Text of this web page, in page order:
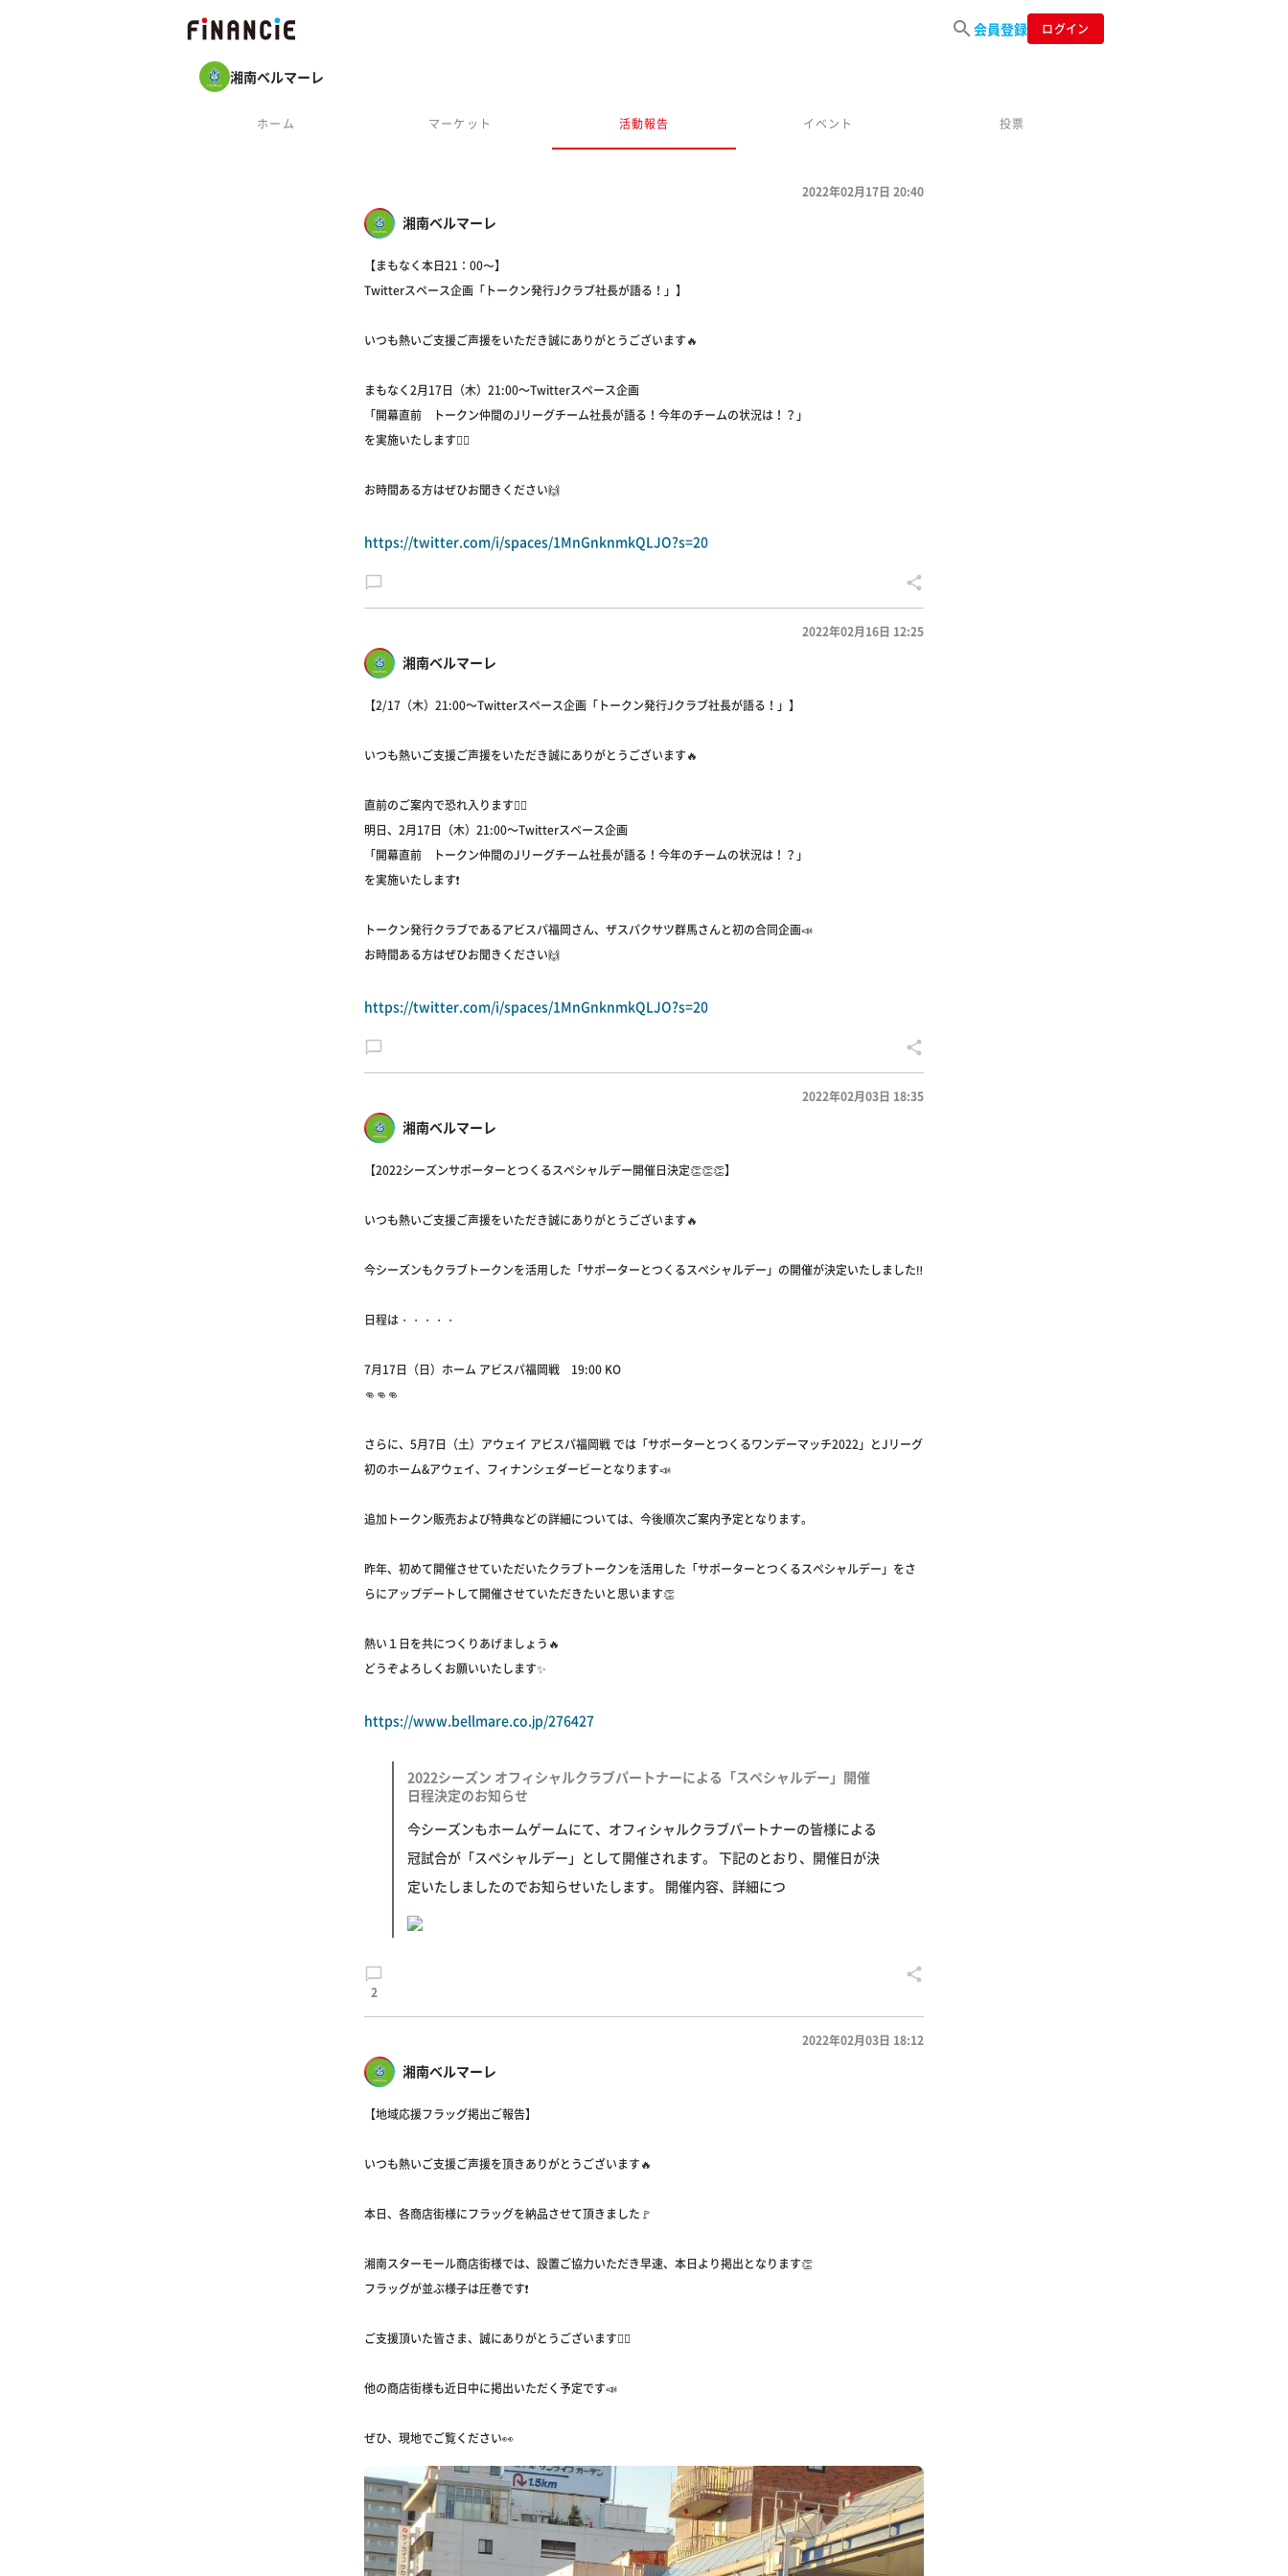
会員登録 ログイン
湘南ベルマーレ
ホーム マーケット 活動報告 イベント 投票
湘南ベルマーレ
2022年02月17日 20:40
【まもなく本日21：00〜】
Twitterスペース企画「トークン発行Jクラブ社長が語る！」】
いつも熱いご支援ご声援をいただき誠にありがとうございます🔥
まもなく2月17日（木）21:00～Twitterスペース企画
「開幕直前 トークン仲間のJリーグチーム社長が語る！今年のチームの状況は！？」
を実施いたします💁‍♂️
お時間ある方はぜひお聞きください🙌
https://twitter.com/i/spaces/1MnGnknmkQLJO?s=20
湘南ベルマーレ
2022年02月16日 12:25
【2/17（木）21:00～Twitterスペース企画「トークン発行Jクラブ社長が語る！」】
いつも熱いご支援ご声援をいただき誠にありがとうございます🔥
直前のご案内で恐れ入ります🙇‍♂️
明日、2月17日（木）21:00～Twitterスペース企画
「開幕直前 トークン仲間のJリーグチーム社長が語る！今年のチームの状況は！？」
を実施いたします❗️
トークン発行クラブであるアビスパ福岡さん、ザスパクサツ群馬さんと初の合同企画📣
お時間ある方はぜひお聞きください🙌
https://twitter.com/i/spaces/1MnGnknmkQLJO?s=20
湘南ベルマーレ
2022年02月03日 18:35
【2022シーズンサポーターとつくるスペシャルデー開催日決定👏👏👏】
いつも熱いご支援ご声援をいただき誠にありがとうございます🔥
今シーズンもクラブトークンを活用した「サポーターとつくるスペシャルデー」の開催が決定いたしました‼️
日程は・・・・・
7月17日（日）ホーム アビスパ福岡戦 19:00 KO
👊👊👊
さらに、5月7日（土）アウェイ アビスパ福岡戦 では「サポーターとつくるワンデーマッチ2022」とJリーグ
初のホーム&アウェイ、フィナンシェダービーとなります📣
追加トークン販売および特典などの詳細については、今後順次ご案内予定となります。
昨年、初めて開催させていただいたクラブトークンを活用した「サポーターとつくるスペシャルデー」をさ
らにアップデートして開催させていただきたいと思います👏
熱い１日を共につくりあげましょう🔥
どうぞよろしくお願いいたします✨
https://www.bellmare.co.jp/276427
2022シーズン オフィシャルクラブパートナーによる「スペシャルデー」開催
日程決定のお知らせ
今シーズンもホームゲームにて、オフィシャルクラブパートナーの皆様による
冠試合が「スペシャルデー」として開催されます。 下記のとおり、開催日が決
定いたしましたのでお知らせいたします。 開催内容、詳細につ
2
湘南ベルマーレ
2022年02月03日 18:12
【地域応援フラッグ掲出ご報告】
いつも熱いご支援ご声援を頂きありがとうございます🔥
本日、各商店街様にフラッグを納品させて頂きました🚩
湘南スターモール商店街様では、設置ご協力いただき早速、本日より掲出となります👏
フラッグが並ぶ様子は圧巻です❗️
ご支援頂いた皆さま、誠にありがとうございます🙇‍♂️
他の商店街様も近日中に掲出いただく予定です📣
ぜひ、現地でご覧ください👀